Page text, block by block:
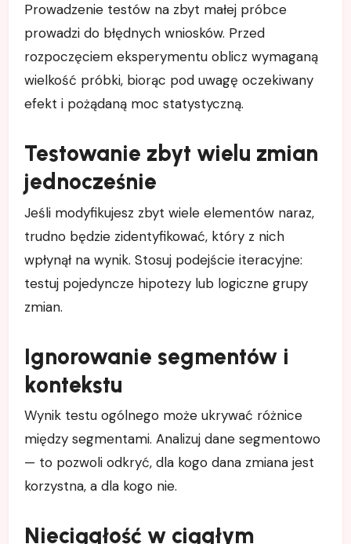
Prowadzenie testów na zbyt małej próbce
prowadzi do błędnych wniosków. Przed
rozpoczęciem eksperymentu oblicz wymaganą
wielkość próbki, biorąc pod uwagę oczekiwany
efekt i pożądaną moc statystyczną.
Testowanie zbyt wielu zmian
jednocześnie
Jeśli modyfikujesz zbyt wiele elementów naraz,
trudno będzie zidentyfikować, który z nich
wpłynął na wynik. Stosuj podejście iteracyjne:
testuj pojedyncze hipotezy lub logiczne grupy
zmian.
Ignorowanie segmentów i
kontekstu
Wynik testu ogólnego może ukrywać różnice
między segmentami. Analizuj dane segmentowo
— to pozwoli odkryć, dla kogo dana zmiana jest
korzystna, a dla kogo nie.
Nieciągłość w ciągłym